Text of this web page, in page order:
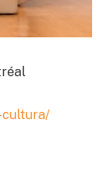
cultura/